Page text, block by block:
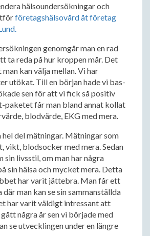
hälsoundersökningar och
företagshälsovård åt företag
genomgår man en rad
ta reda på hur kroppen mår. Det
kan välja mellan. Vi har
utökat. Till en början hade vi bas-
sen för att vi fick så positiv
paketet får man bland annat kollat
blodvärde, EKG med mera.
hel del mätningar. Mätningar som
vikt, blodsocker med mera. Sedan
sin livsstil, om man har några
sin hälsa och mycket mera. Detta
har varit jättebra. Man får ett
man kan se sin sammanställda
har varit väldigt intressant att
några år sen vi började med
se utvecklingen under en längre